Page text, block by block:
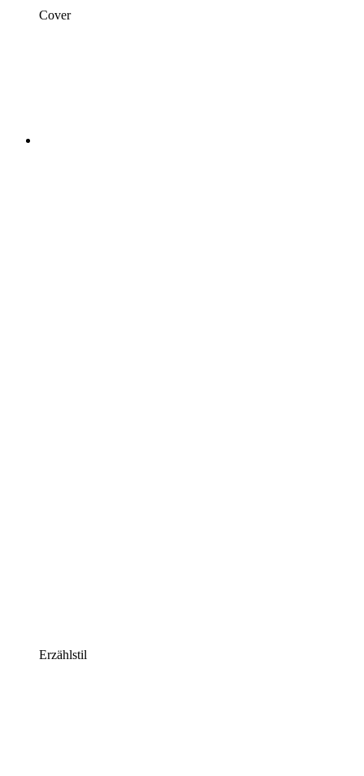
Cover
Erzählstil